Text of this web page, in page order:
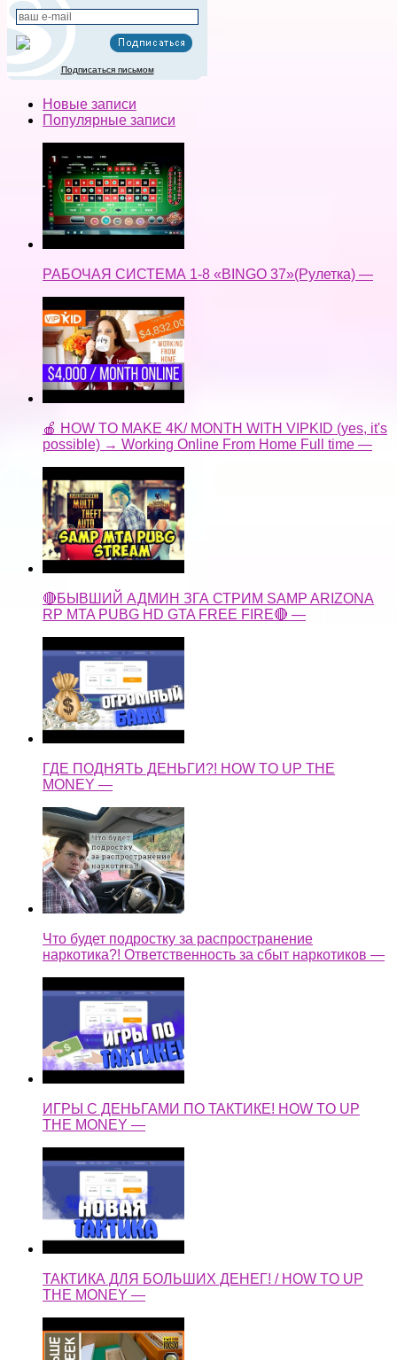
Подписаться письмом
Новые записи
Популярные записи
РАБОЧАЯ СИСТЕМА 1-8 «BINGO 37»(Рулетка) —
🍎 HOW TO MAKE 4K/ MONTH WITH VIPKID (yes, it's
possible) → Working Online From Home Full time —
🔴БЫВШИЙ АДМИН ЗГА СТРИМ SAMP ARIZONA
RP MTA PUBG HD GTA FREE FIRE🔴 —
ГДЕ ПОДНЯТЬ ДЕНЬГИ?! HOW TO UP THE
MONEY —
Что будет подростку за распространение
наркотика?! Ответственность за сбыт наркотиков —
ИГРЫ С ДЕНЬГАМИ ПО ТАКТИКЕ! HOW TO UP
THE MONEY —
ТАКТИКА ДЛЯ БОЛЬШИХ ДЕНЕГ! / HOW TO UP
THE MONEY —